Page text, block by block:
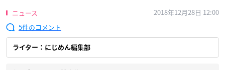
ニュース
2018年12月28日 12:00
5
ライター：にじめん編集部